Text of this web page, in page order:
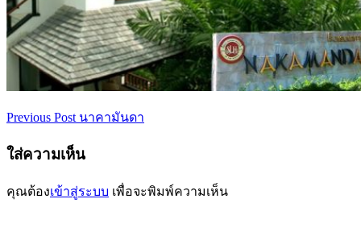
เมนู
นำทาง
เรื่อง
Previous Post นาคามันดา
ใส่ความเห็น
คุณต้องเข้าสู่ระบบ เพื่อจะพิมพ์ความเห็น